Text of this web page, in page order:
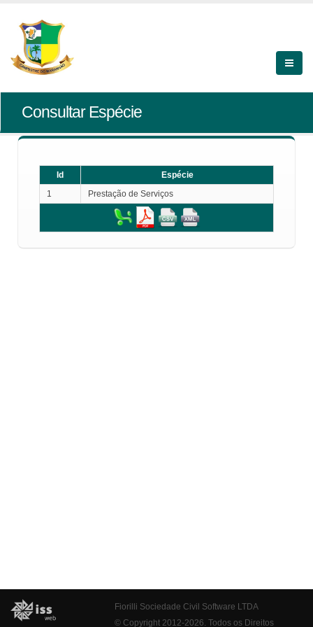
Consultar Espécie
Id
Espécie
1
Prestação de Serviços
Fiorilli Sociedade Civil Software LTDA
© Copyright 2012-2026. Todos os Direitos